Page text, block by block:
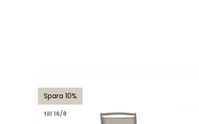
Spara 10%
till 16/8